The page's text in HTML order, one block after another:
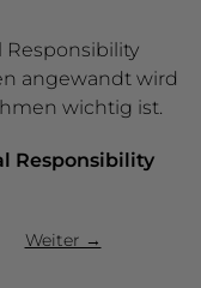
Responsibility
angewandt wird
wichtig ist.
Responsibility
Weiter →